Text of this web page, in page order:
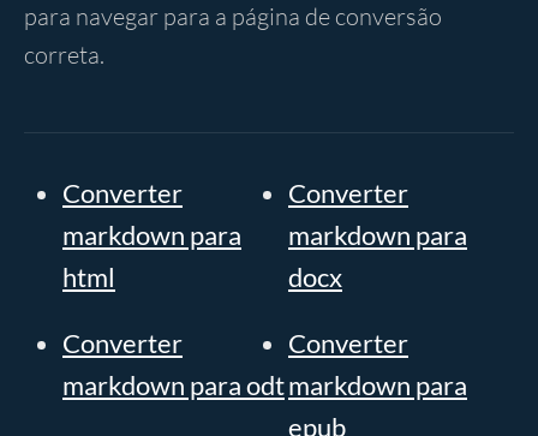
Outras Ferramentas
para navegar para a página de conversão
correta.
Converter
markdown para
html
Converter
markdown para
docx
Converter
markdown para odt
Converter
markdown para
epub